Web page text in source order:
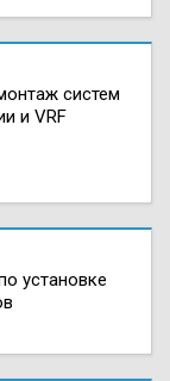
систем
и VRF
установке